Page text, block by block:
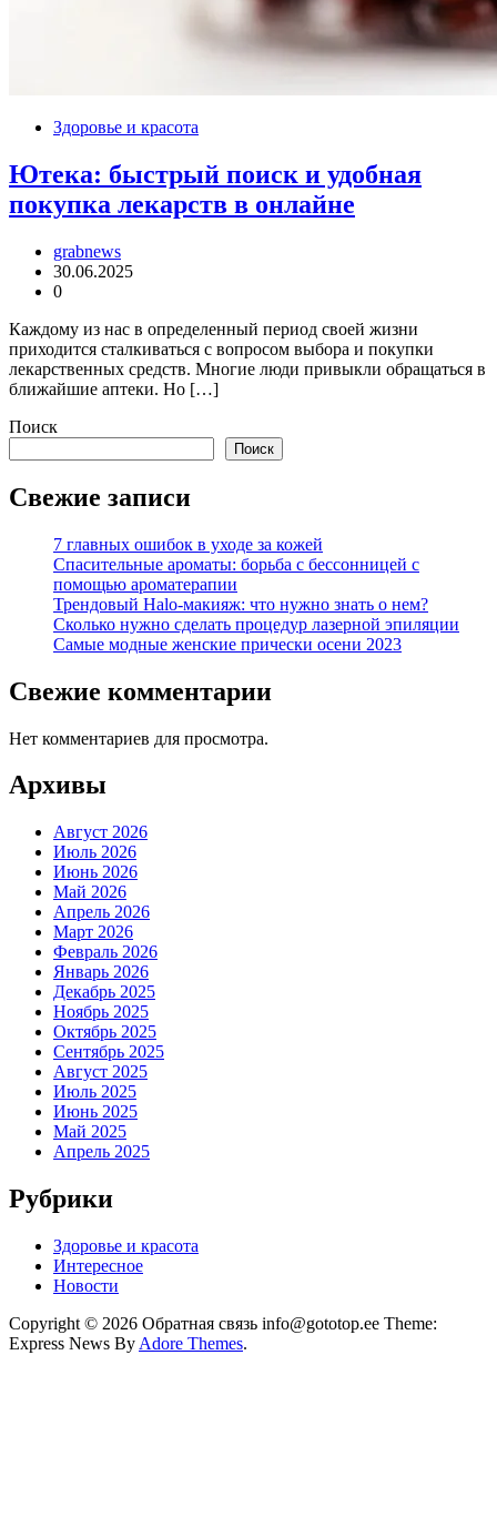
Здоровье и красота
Ютека: быстрый поиск и удобная
покупка лекарств в онлайне
grabnews
30.06.2025
0
Каждому из нас в определенный период своей жизни
приходится сталкиваться с вопросом выбора и покупки
лекарственных средств. Многие люди привыкли обращаться в
ближайшие аптеки. Но […]
Поиск
Поиск
Свежие записи
7 главных ошибок в уходе за кожей
Спасительные ароматы: борьба с бессонницей с
помощью ароматерапии
Трендовый Halo-макияж: что нужно знать о нем?
Сколько нужно сделать процедур лазерной эпиляции
Самые модные женские прически осени 2023
Свежие комментарии
Нет комментариев для просмотра.
Архивы
Август 2026
Июль 2026
Июнь 2026
Май 2026
Апрель 2026
Март 2026
Февраль 2026
Январь 2026
Декабрь 2025
Ноябрь 2025
Октябрь 2025
Сентябрь 2025
Август 2025
Июль 2025
Июнь 2025
Май 2025
Апрель 2025
Рубрики
Здоровье и красота
Интересное
Новости
Copyright © 2026 Обратная связь info@gototop.ee Theme:
Express News By Adore Themes.